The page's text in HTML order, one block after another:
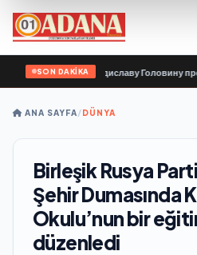
SON DAKİKA
передали Владиславу Головину
ANA SAYFA/DÜNYA
Birleşik Rusya
Şehir Dumasında
Okulu’nun bir
düzenledi